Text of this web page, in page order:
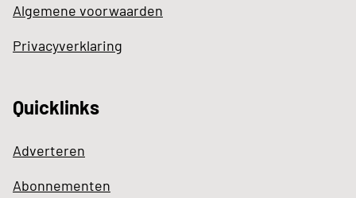
Algemene voorwaarden
Privacyverklaring
Quicklinks
Adverteren
Abonnementen